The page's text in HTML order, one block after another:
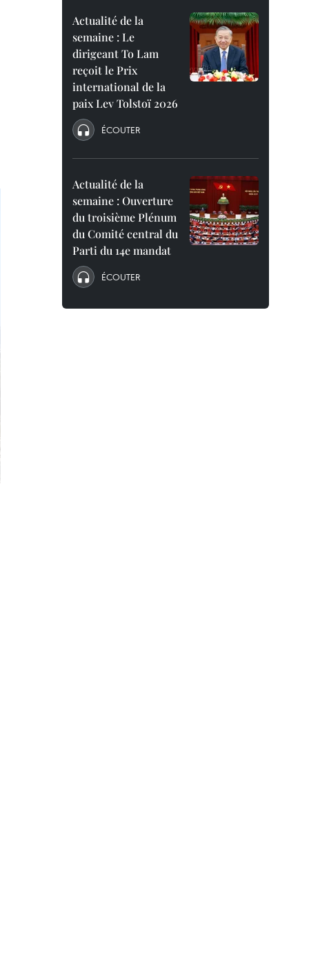
Actualité de la
semaine : Le
dirigeant To Lam
reçoit le Prix
international de la
paix Lev Tolstoï 2026
ÉCOUTER
Actualité de la
semaine : Ouverture
du troisième Plénum
du Comité central du
Parti du 14e mandat
ÉCOUTER